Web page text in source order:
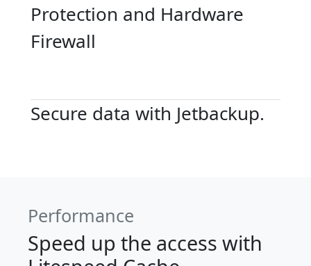
Protection and Hardware
Firewall
Secure data with Jetbackup.
Performance
Speed up the access with